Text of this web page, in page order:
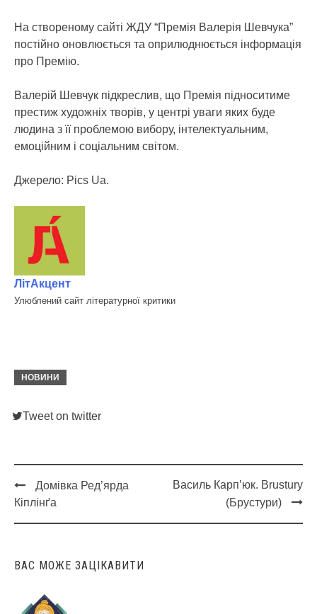
На створеному сайті ЖДУ “Премія Валерія Шевчука”
постійно оновлюється та оприлюднюється інформація
про Премію.
Валерій Шевчук підкреслив, що Премія підноситиме
престиж художніх творів, у центрі уваги яких буде
людина з її проблемою вибору, інтелектуальним,
емоційним і соціальним світом.
Джерело: Pics Ua.
ЛітАкцент
Улюблений сайт літературної критики
НОВИНИ
Tweet on twitter
Post
navigation
Домівка Ред’ярда
Кіплінґа
Василь Карп’юк. Brustury
(Брустури)
ВАС МОЖЕ ЗАЦІКАВИТИ